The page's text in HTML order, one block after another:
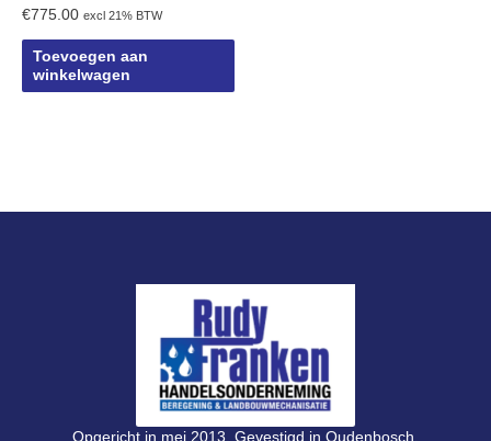
€775.00 excl 21% BTW
Toevoegen aan
winkelwagen
Opgericht in mei 2013. Gevestigd in Oudenbosch,